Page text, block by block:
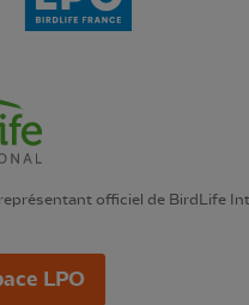
officiel de BirdLife
LPO